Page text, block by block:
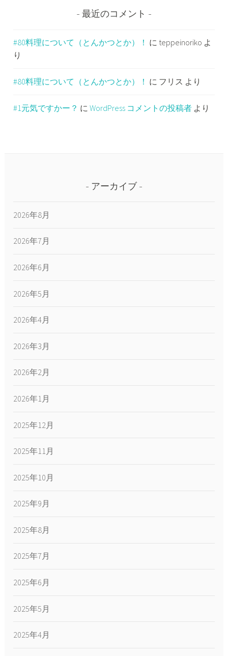
最近のコメント
#80料理について（とんかつとか）！ に teppeinoriko よ
り
#80料理について（とんかつとか）！ に フリス より
#1元気ですかー？ にWordPress コメントの投稿者 より
アーカイブ
2026年8月
2026年7月
2026年6月
2026年5月
2026年4月
2026年3月
2026年2月
2026年1月
2025年12月
2025年11月
2025年10月
2025年9月
2025年8月
2025年7月
2025年6月
2025年5月
2025年4月